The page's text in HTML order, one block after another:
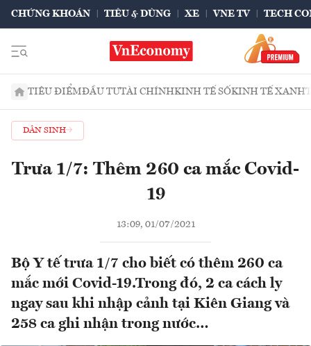
CHỨNG KHOÁN TIÊU & DÙNG XE VNE TV TECH
TIÊU ĐIỂMĐẦU TƯTÀI CHÍNHKINH TẾ SỐKINH TẾ XANH
DÂN SINH
Trưa 1/7: Thêm 260 ca mắc Covid-
19
13:09, 01/07/2021
Bộ Y tế trưa 1/7 cho biết có thêm 260 ca
mắc mới Covid-19.Trong đó, 2 ca cách ly
ngay sau khi nhập cảnh tại Kiên Giang và
258 ca ghi nhận trong nước…